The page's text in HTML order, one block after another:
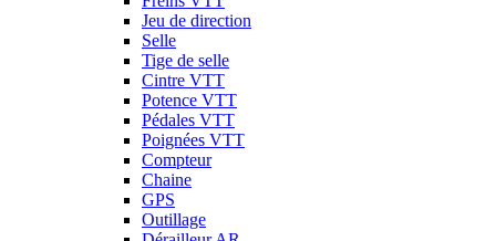
Jeu de direction
Selle
Tige de selle
Cintre VTT
Potence VTT
Pédales VTT
Poignées VTT
Compteur
Chaine
GPS
Outillage